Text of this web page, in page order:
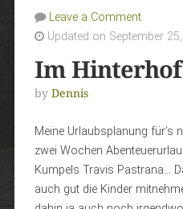
Leave a Comment
Updated on September
Im Hinterhof
by Dennis
Meine Urlaubsplanung für’s
zwei Wochen
Kumpels Travis Pastrana…
auch gut die Kinder